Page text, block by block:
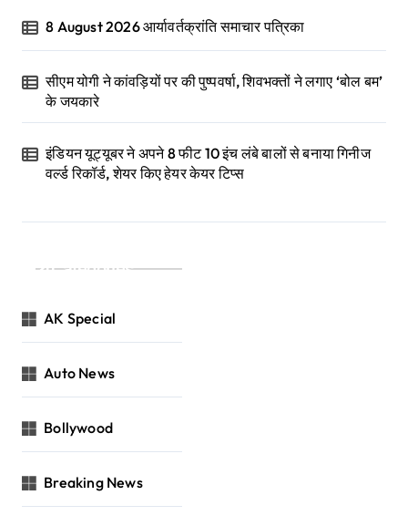
8 August 2026 आर्यावर्तक्रांति समाचार पत्रिका
सीएम योगी ने कांवड़ियों पर की पुष्पवर्षा, शिवभक्तों ने लगाए ‘बोल बम’
के जयकारे
इंडियन यूट्यूबर ने अपने 8 फीट 10 इंच लंबे बालों से बनाया गिनीज
वर्ल्ड रिकॉर्ड, शेयर किए हेयर केयर टिप्स
Categories
AK Special
Auto News
Bollywood
Breaking News